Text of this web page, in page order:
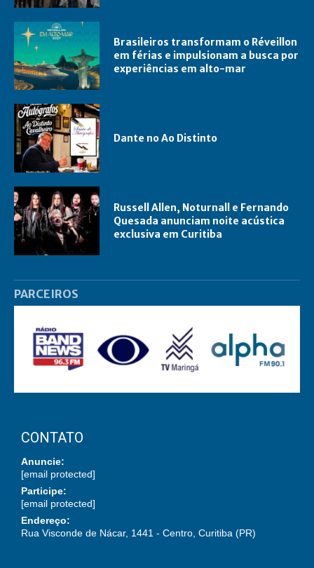
Brasileiros transformam o Réveillon
em férias e impulsionam a busca por
experiências em alto-mar
Dante no Ao Distinto
Russell Allen, Noturnall e Fernando
Quesada anunciam noite acústica
exclusiva em Curitiba
PARCEIROS
CONTATO
Anuncie:
[email protected]
Participe:
[email protected]
Endereço:
Rua Visconde de Nácar, 1441 - Centro, Curitiba (PR)